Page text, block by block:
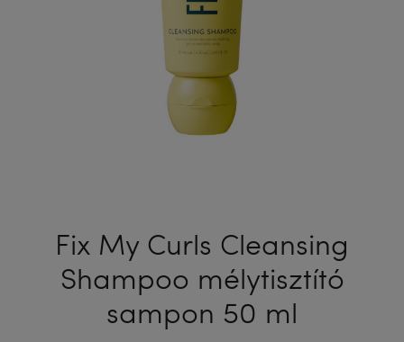
Fix My Curls Cleansing
Shampoo mélytisztító
sampon 50 ml